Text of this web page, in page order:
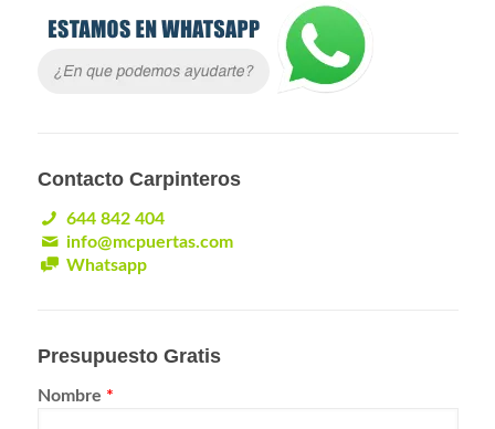
Contacto Carpinteros
644 842 404
info@mcpuertas.com
Whatsapp
Presupuesto Gratis
Nombre *